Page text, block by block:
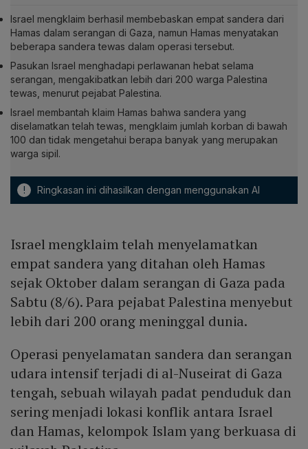
Israel mengklaim berhasil membebaskan empat sandera dari
Hamas dalam serangan di Gaza, namun Hamas menyatakan
beberapa sandera tewas dalam operasi tersebut.
Pasukan Israel menghadapi perlawanan hebat selama
serangan, mengakibatkan lebih dari 200 warga Palestina
tewas, menurut pejabat Palestina.
Israel membantah klaim Hamas bahwa sandera yang
diselamatkan telah tewas, mengklaim jumlah korban di bawah
100 dan tidak mengetahui berapa banyak yang merupakan
warga sipil.
! Ringkasan ini dihasilkan dengan menggunakan AI
Israel mengklaim telah menyelamatkan
empat sandera yang ditahan oleh Hamas
sejak Oktober dalam serangan di Gaza pada
Sabtu (8/6). Para pejabat Palestina menyebut
lebih dari 200 orang meninggal dunia.
Operasi penyelamatan sandera dan serangan
udara intensif terjadi di al-Nuseirat di Gaza
tengah, sebuah wilayah padat penduduk dan
sering menjadi lokasi konflik antara Israel
dan Hamas, kelompok Islam yang berkuasa di